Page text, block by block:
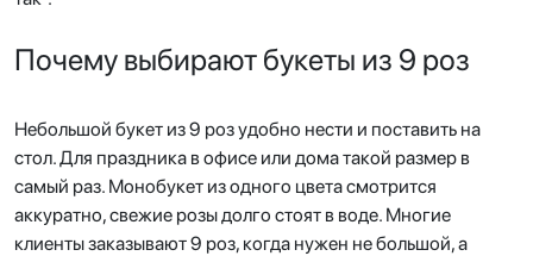
Почему выбирают букеты из 9 роз
Небольшой букет из 9 роз удобно нести и поставить на
стол. Для праздника в офисе или дома такой размер в
самый раз. Монобукет из одного цвета смотрится
аккуратно, свежие розы долго стоят в воде. Многие
клиенты заказывают 9 роз, когда нужен не большой, а